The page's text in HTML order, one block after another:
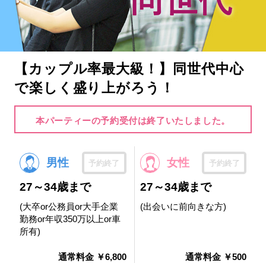
【カップル率最大級！】同世代中心
で楽しく盛り上がろう！
本パーティーの予約受付は終了いたしました。
男性 予約終了
27～34歳まで
(大卒or公務員or大手企業
勤務or年収350万以上or車
所有)
通常料金 ￥6,800
女性 予約終了
27～34歳まで
(出会いに前向きな方)
通常料金 ￥500